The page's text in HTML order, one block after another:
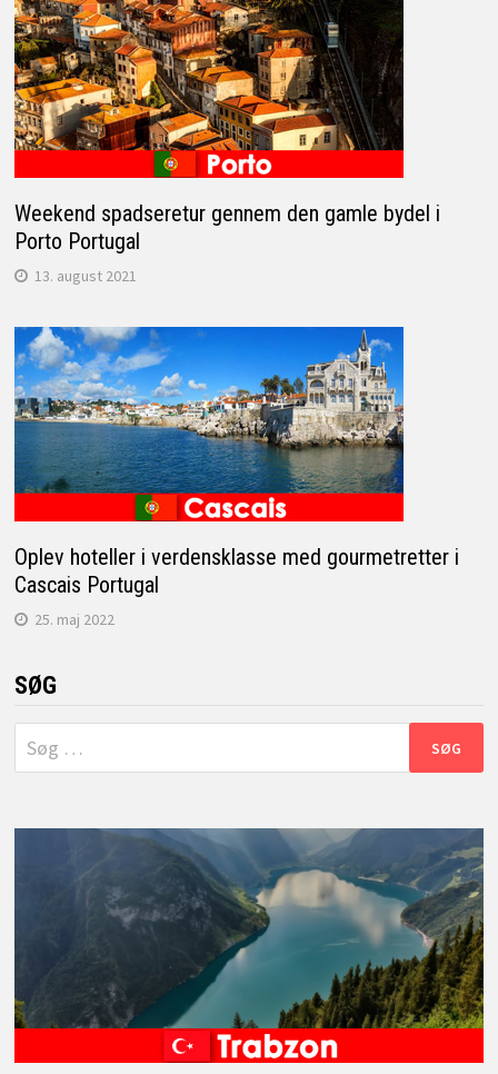
Weekend spadseretur gennem den gamle bydel i
Porto Portugal
13. august 2021
Oplev hoteller i verdensklasse med gourmetretter i
Cascais Portugal
25. maj 2022
SØG
Søg
efter: